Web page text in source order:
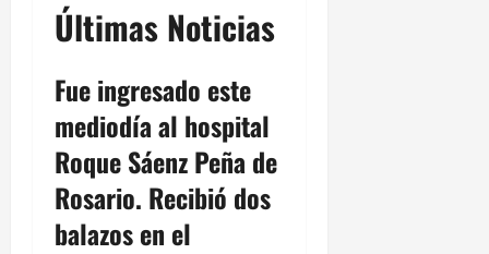
Últimas Noticias
Fue ingresado este
mediodía al hospital
Roque Sáenz Peña de
Rosario. Recibió dos
balazos en el